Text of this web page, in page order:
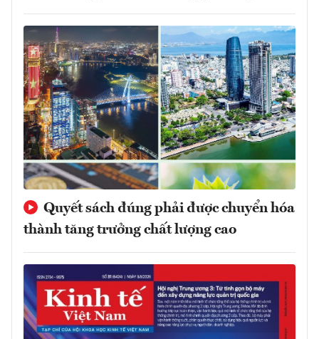
Quyết sách đúng phải được chuyển hóa
thành tăng trưởng chất lượng cao